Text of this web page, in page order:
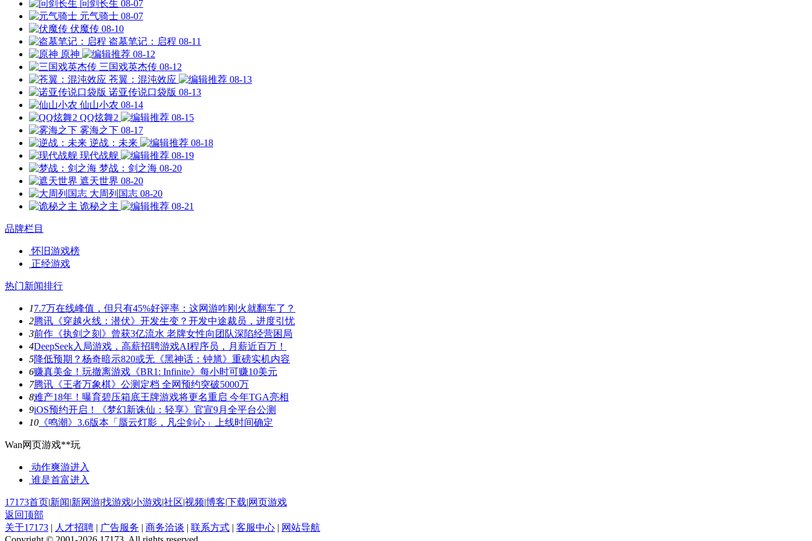
问剑长生 08-07
元气骑士 08-07
伏魔传 08-10
盗墓笔记：启程 08-11
原神
08-12
三国戏英杰传 08-12
苍翼：混沌效应
08-13
诺亚传说口袋版 08-13
仙山小农 08-14
QQ炫舞2
08-15
雾海之下 08-17
逆战：未来
08-18
现代战舰
08-19
梦战：剑之海 08-20
遮天世界 08-20
大周列国志 08-20
诡秘之主
08-21
品牌栏目
怀旧游戏榜
正经游戏
热门新闻排行
17.7万在线峰值，但只有45%好评率：这网游咋刚火就翻车了？
2腾讯《穿越火线：潜伏》开发生变？开发中途裁员，进度引忧
3前作《执剑之刻》曾获3亿流水 老牌女性向团队深陷经营困局
4DeepSeek入局游戏，高薪招聘游戏AI程序员，月薪近百万！
5降低预期？杨奇暗示820或无《黑神话：钟馗》重磅实机内容
6赚真美金！玩撤离游戏《BR1: Infinite》每小时可赚10美元
7腾讯《王者万象棋》公测定档 全网预约突破5000万
8难产18年！曝育碧压箱底王牌游戏将更名重启 今年TGA亮相
9iOS预约开启！《梦幻新诛仙：轻享》官宣9月全平台公测
10 《鸣潮》3.6版本「蜃云灯影，凡尘剑心」上线时间确定
Wan网页游戏**玩
动作爽游进入
谁是首富进入
17173首页|新闻|新网游|找游戏|小游戏|社区|视频|博客|下载|网页游戏
返回顶部
关于17173 | 人才招聘 | 广告服务 | 商务洽谈 | 联系方式 | 客服中心 | 网站导航